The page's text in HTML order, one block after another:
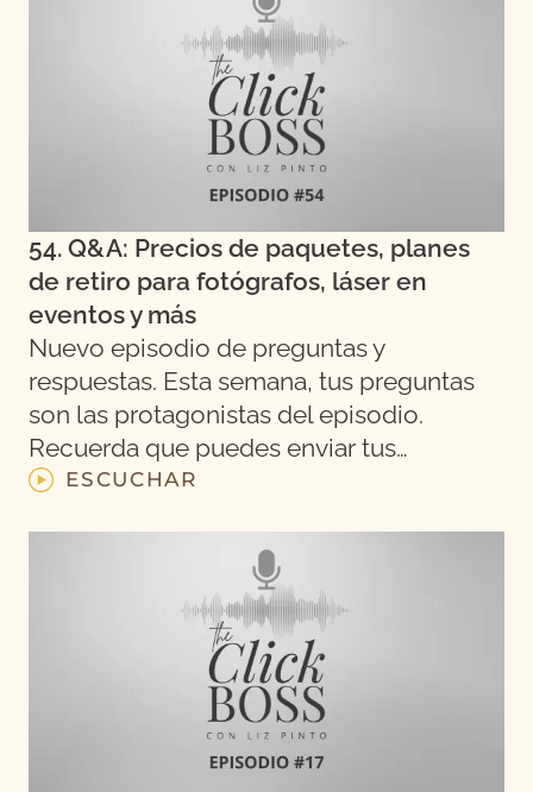
54. Q&A: Precios de paquetes, planes
de retiro para fotógrafos, láser en
eventos y más
Nuevo episodio de preguntas y
respuestas. Esta semana, tus preguntas
son las protagonistas del episodio.
Recuerda que puedes enviar tus…
ESCUCHAR